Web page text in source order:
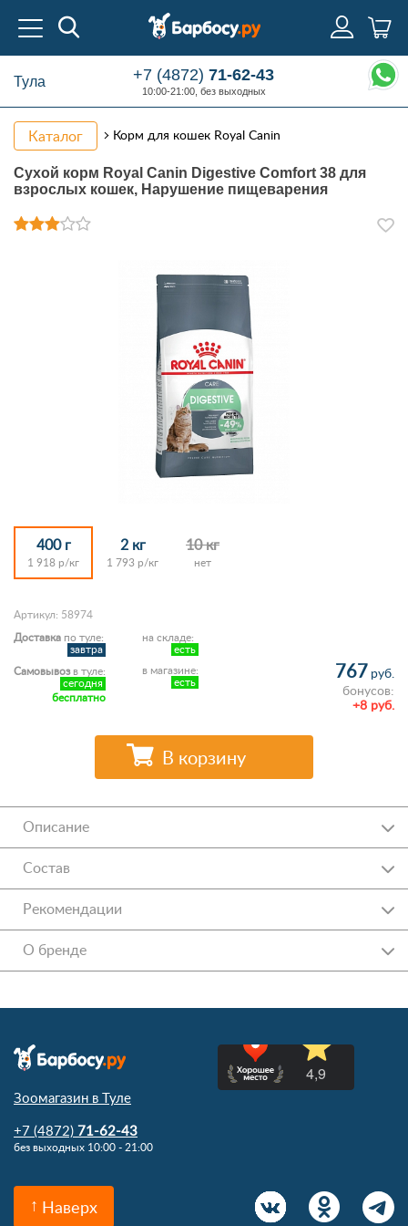
Тула +7 (4872)71-62-43
10:00-21:00, без выходных
Каталог Корм для кошек Royal Canin
Сухой корм Royal Canin Digestive Comfort 38 для
взрослых кошек, Нарушение пищеварения
400 г
1 918 р/кг
2 кг
1 793 р/кг
10 кг
нет
Артикул: 58974
на складе:
есть
в магазине:
есть
Доставка по туле:
завтра
Самовывозв туле:
сегодня
бесплатно
767 руб.
бонусов:
+8 руб.
В корзину
Описание
Состав
Рекомендации
О бренде
Зоомагазин в Туле
+7 (4872) 71-62-43
без выходных 10:00 - 21:00
Наверх